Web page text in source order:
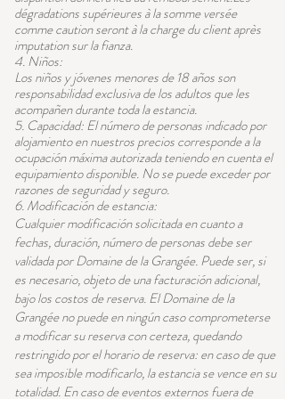
dégradations supérieures à la somme versée
comme caution seront à la charge du client après
imputation sur la fianza.
4. Niños:
Los niños y jóvenes menores de 18 años son
responsabilidad exclusiva de los adultos que les
acompañen durante toda la estancia.
5. Capacidad: El número de personas indicado por
alojamiento en nuestros precios corresponde a la
ocupación máxima autorizada teniendo en cuenta el
equipamiento disponible. No se puede exceder por
razones de seguridad y seguro.
6. Modificación de estancia:
Cualquier modificación solicitada en cuanto a
fechas, duración, número de personas debe ser
validada por Domaine de la Grangée. Puede ser, si
es necesario, objeto de una facturación adicional,
bajo los costos de reserva. El Domaine de la
Grangée no puede en ningún caso comprometerse
a modificar su reserva con certeza, quedando
restringido por el horario de reserva: en caso de que
sea imposible modificarlo, la estancia se vence en su
totalidad. En caso de eventos externos fuera de